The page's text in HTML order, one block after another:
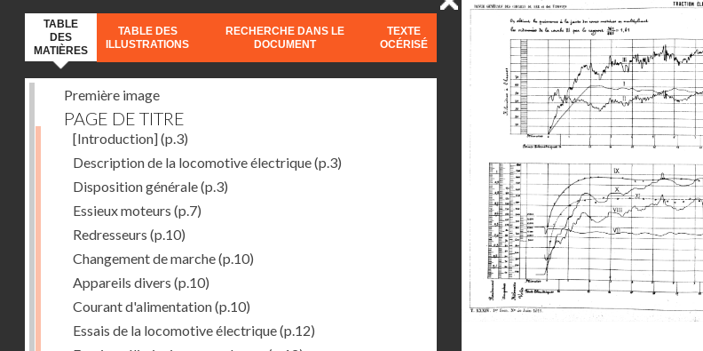
TABLE
DES
MATIÈRES
TABLE DES
ILLUSTRATIONS
RECHERCHE DANS LE
DOCUMENT
TEXTE
OCÉRISÉ
Première image
PAGE DE TITRE
[Introduction](p.3)
Description de la locomotive électrique(p.3)
Disposition générale(p.3)
Essieux moteurs (p.7)
Redresseurs (p.10)
Changement de marche(p.10)
Appareils divers (p.10)
Courant d'alimentation(p.10)
Essais de la locomotive électrique(p.12)